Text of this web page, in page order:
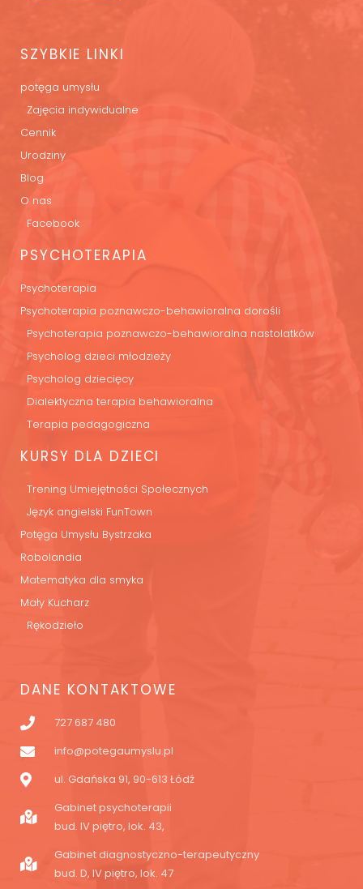
SZYBKIE LINKI
potęga umysłu
Zajęcia indywidualne
Cennik
Urodziny
Blog
O nas
Facebook
PSYCHOTERAPIA
Psychoterapia
Psychoterapia poznawczo-behawioralna dorośli
Psychoterapia poznawczo-behawioralna nastolatków
Psycholog dzieci młodzieży
Psycholog dziecięcy
Dialektyczna terapia behawioralna
Terapia pedagogiczna
KURSY DLA DZIECI
Trening Umiejętności Społecznych
Język angielski FunTown
Potęga Umysłu Bystrzaka
Robolandia
Matematyka dla smyka
Mały Kucharz
Rękodzieło
DANE KONTAKTOWE
727 687 480
info@potegaumyslu.pl
ul. Gdańska 91, 90-613 Łódź
Gabinet psychoterapii
bud. IV piętro, lok. 43,
Gabinet diagnostyczno-terapeutyczny
bud. D, IV piętro, lok. 47